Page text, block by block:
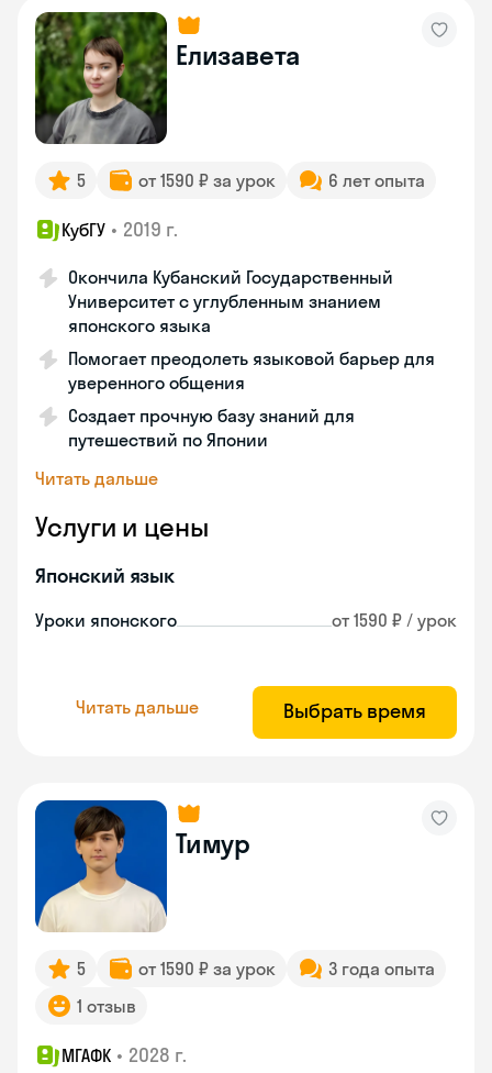
Елизавета
5 от 1590 ₽ за урок 6 лет опыта
КубГУ • 2019 г.
Окончила Кубанский Государственный
Университет с углубленным знанием
японского языка
Помогает преодолеть языковой барьер для
уверенного общения
Создает прочную базу знаний для
путешествий по Японии
Читать дальше
Услуги и цены
Японский язык
Уроки японского от 1590 ₽ / урок
Читать дальше Выбрать время
Тимур
5 от 1590 ₽ за урок
3 года опыта
1 отзыв
МГАФК • 2028 г.